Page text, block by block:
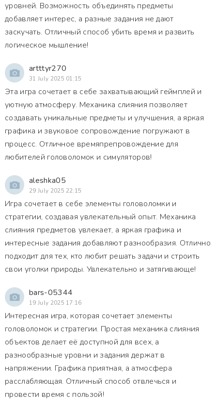
уровней. Возможность объединять предметы
добавляет интерес, а разные задания не дают
заскучать. Отличный способ убить время и развить
логическое мышление!
artttyr270
31 July 2025 01:15
Эта игра сочетает в себе захватывающий геймплей и
уютную атмосферу. Механика слияния позволяет
создавать уникальные предметы и улучшения, а яркая
графика и звуковое сопровождение погружают в
процесс. Отличное времяпрепровождение для
любителей головоломок и симуляторов!
aleshka05
29 July 2025 22:15
Игра сочетает в себе элементы головоломки и
стратегии, создавая увлекательный опыт. Механика
слияния предметов увлекает, а яркая графика и
интересные задания добавляют разнообразия. Отлично
подходит для тех, кто любит решать задачи и строить
свои уголки природы. Увлекательно и затягивающе!
bars-05344
19 July 2025 17:16
Интересная игра, которая сочетает элементы
головоломок и стратегии. Простая механика слияния
объектов делает её доступной для всех, а
разнообразные уровни и задания держат в
напряжении. Графика приятная, а атмосфера
расслабляющая. Отличный способ отвлечься и
провести время с пользой!